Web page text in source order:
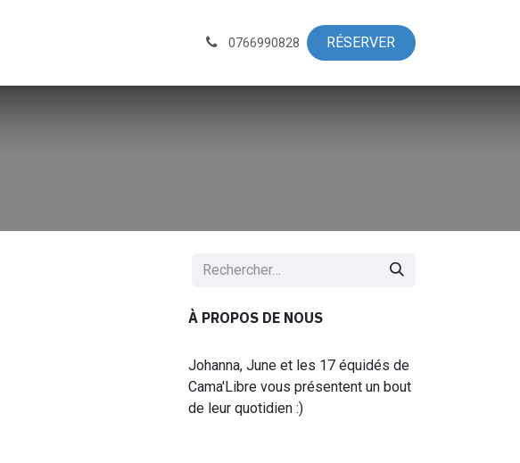
0766990828 RÉSERVE​​R​​​​
À PROPOS DE NOUS
Johanna, June et les 17 équidés de
Cama'Libre vous présentent un bout
de leur quotidien :)